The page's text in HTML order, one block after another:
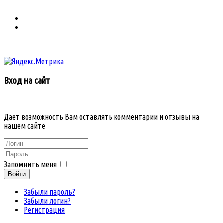
Вход на сайт
Дает возможность Вам оставлять комментарии и отзывы на
нашем сайте
Запомнить меня
Войти
Забыли пароль?
Забыли логин?
Регистрация